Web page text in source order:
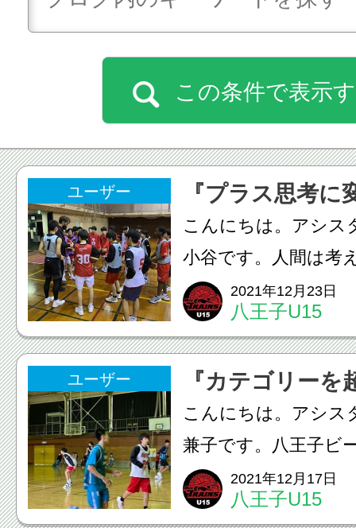
この条件で表示
ユーザー 『プラス思考に
こんにちは。アシス
小谷です。人間は考
行動が変わります。
結果が変わります。
らプラス思考へ バス
いると楽しいこと
中...
2021年12月23日
八王子U15
ユーザー 『カテゴリーを
こんにちは。アシス
兼子です。八王子ビ
U15は現在、積極的
リーに分かれて練習
2021年12月17日
八王子U15